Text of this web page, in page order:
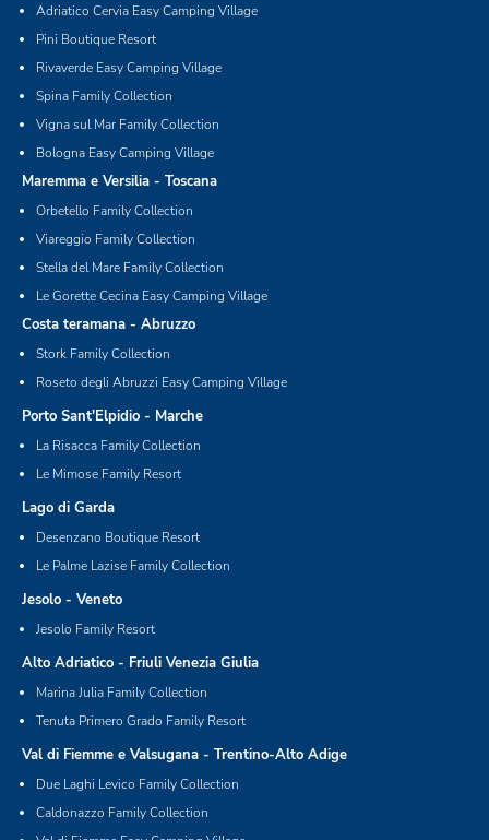
Adriatico Cervia Easy Camping Village
Pini Boutique Resort
Rivaverde Easy Camping Village
Spina Family Collection
Vigna sul Mar Family Collection
Bologna Easy Camping Village
Maremma e Versilia - Toscana
Orbetello Family Collection
Viareggio Family Collection
Stella del Mare Family Collection
Le Gorette Cecina Easy Camping Village
Costa teramana - Abruzzo
Stork Family Collection
Roseto degli Abruzzi Easy Camping Village
Porto Sant'Elpidio - Marche
La Risacca Family Collection
Le Mimose Family Resort
Lago di Garda
Desenzano Boutique Resort
Le Palme Lazise Family Collection
Jesolo - Veneto
Jesolo Family Resort
Alto Adriatico - Friuli Venezia Giulia
Marina Julia Family Collection
Tenuta Primero Grado Family Resort
Val di Fiemme e Valsugana - Trentino-Alto Adige
Due Laghi Levico Family Collection
Caldonazzo Family Collection